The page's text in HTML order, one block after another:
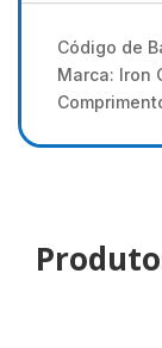
Código de
Marca: Iron